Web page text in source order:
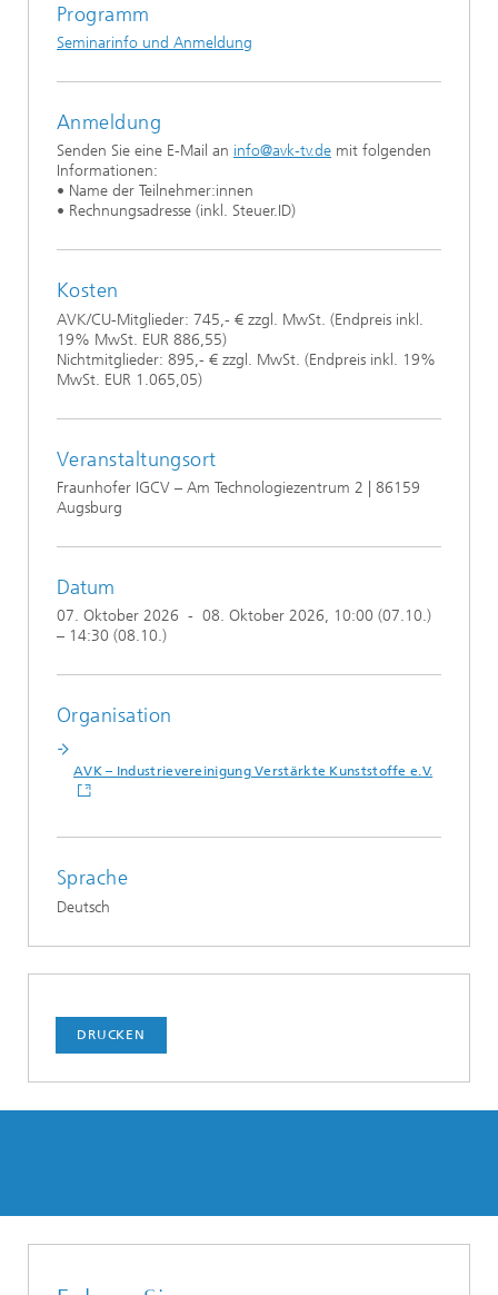
Programm
Seminarinfo und Anmeldung
Anmeldung
Senden Sie eine E-Mail an info@avk-tv.de mit folgenden
Informationen:
• Name der Teilnehmer:innen
• Rechnungsadresse (inkl. Steuer.ID)
Kosten
AVK/CU-Mitglieder: 745,- € zzgl. MwSt. (Endpreis inkl.
19% MwSt. EUR 886,55)
Nichtmitglieder: 895,- € zzgl. MwSt. (Endpreis inkl. 19%
MwSt. EUR 1.065,05)
Veranstaltungsort
Fraunhofer IGCV – Am Technologiezentrum 2 | 86159
Augsburg
Datum
07. Oktober 2026 - 08. Oktober 2026, 10:00 (07.10.)
– 14:30 (08.10.)
Organisation
AVK – Industrievereinigung Verstärkte Kunststoffe e.V.
Sprache
Deutsch
DRUCKEN